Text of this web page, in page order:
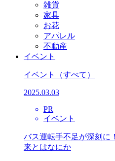
雑貨
家具
お花
アパレル
不動産
イベント
イベント （すべて）
2025.03.03
PR
イベント
バス運転手不足が深刻に
来とはなにか